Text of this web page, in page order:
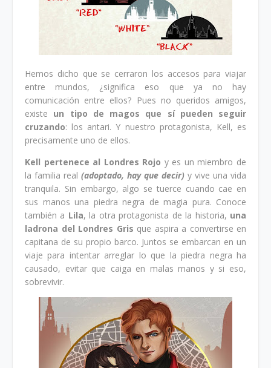
Hemos dicho que se cerraron los accesos para viajar
entre mundos, ¿significa eso que ya no hay
comunicación entre ellos? Pues no queridos amigos,
existe un tipo de magos que sí pueden seguir
cruzando: los antari. Y nuestro protagonista, Kell, es
precisamente uno de ellos.
Kell pertenece al Londres Rojo y es un miembro de
la familia real (adoptado, hay que decir) y vive una vida
tranquila. Sin embargo, algo se tuerce cuando cae en
sus manos una piedra negra de magia pura. Conoce
también a Lila, la otra protagonista de la historia, una
ladrona del Londres Gris que aspira a convertirse en
capitana de su propio barco. Juntos se embarcan en un
viaje para intentar arreglar lo que la piedra negra ha
causado, evitar que caiga en malas manos y si eso,
sobrevivir.